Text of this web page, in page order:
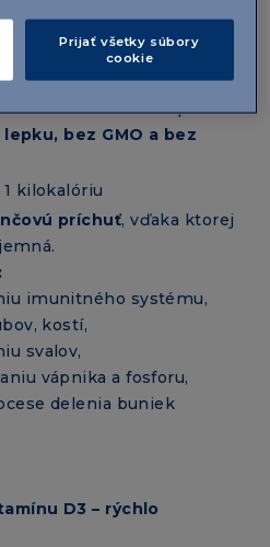
prehĺtať tabletyalebo
(ktorí sú pripútaní
u detí.
v IBSA FilmTec ponúka
bez GMO a bez
kilokalóriu
príchuť, vďaka ktorej
imunitného systému,
kostí,
svalov,
vápnika a fosforu,
delenia buniek
D3 – rýchlo
Prijať všetky súbory
cookie